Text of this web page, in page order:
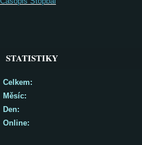
STATISTIKY
Online:
Celkem:
Měsíc:
Den: